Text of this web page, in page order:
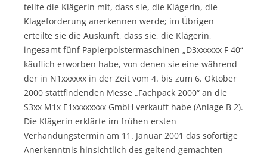
teilte die Klägerin mit, dass sie, die Klägerin, die
Klageforderung anerkennen werde; im Übrigen
erteilte sie die Auskunft, dass sie, die Klägerin,
ingesamt fünf Papierpolstermaschinen „D3xxxxxx F 40“
käuflich erworben habe, von denen sie eine während
der in N1xxxxxx in der Zeit vom 4. bis zum 6. Oktober
2000 stattfindenden Messe „Fachpack 2000“ an die
S3xx M1x E1xxxxxxxx GmbH verkauft habe (Anlage B 2).
Die Klägerin erklärte im frühen ersten
Verhandungstermin am 11. Januar 2001 das sofortige
Anerkenntnis hinsichtlich des geltend gemachten